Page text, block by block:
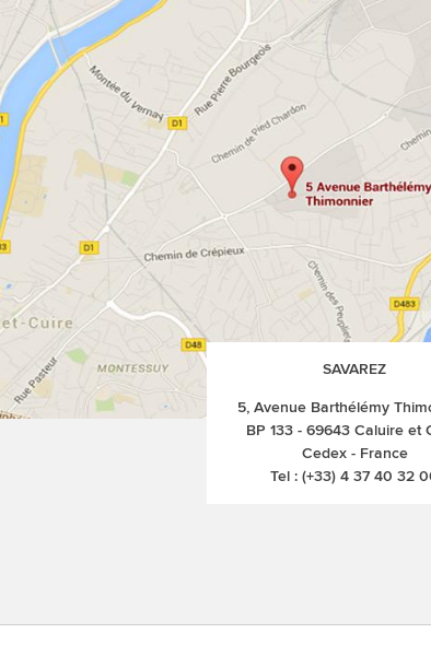
SAVAREZ
5, Avenue Barthélémy
BP 133 - 69643 Caluire et
Cedex - France
Tel : (+33) 4 37 40 32